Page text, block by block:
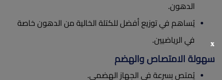
الدهون.
يُساهم في توزيع أفضل للكتلة الخالية من الدهون خاصة
في الرياضيين.
سهولة الامتصاص والهضم
يُمتص بسرعة في الجهاز الهضمي.
x